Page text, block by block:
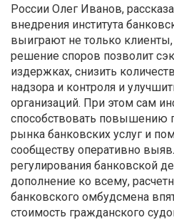
России Олег Иванов,
внедрения института
выиграют не только
решение споров позволит
издержках, снизить
надзора и контроля и
организаций. При этом сам
способствовать повышению
рынка банковских услуг и
сообществу оперативно
регулирования банковской
дополнение ко всему,
банковского омбудсмена
стоимость гражданского